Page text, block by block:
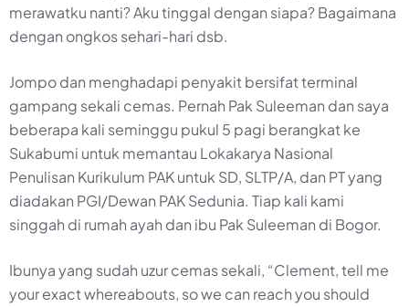
merawatku nanti? Aku tinggal dengan siapa? Bagaimana
dengan ongkos sehari-hari dsb.
Jompo dan menghadapi penyakit bersifat terminal
gampang sekali cemas. Pernah Pak Suleeman dan saya
beberapa kali seminggu pukul 5 pagi berangkat ke
Sukabumi untuk memantau Lokakarya Nasional
Penulisan Kurikulum PAK untuk SD, SLTP/A, dan PT yang
diadakan PGI/Dewan PAK Sedunia. Tiap kali kami
singgah di rumah ayah dan ibu Pak Suleeman di Bogor.
Ibunya yang sudah uzur cemas sekali, “Clement, tell me
your exact whereabouts, so we can reach you should